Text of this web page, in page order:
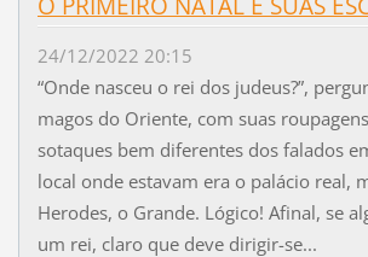
O PRIMEIRO NATAL E SUAS
24/12/2022 20:15
“Onde nasceu o rei dos judeus?”,
magos do Oriente, com suas
sotaques bem diferentes dos falados
local onde estavam era o palácio real,
Herodes, o Grande. Lógico! Afinal, se
um rei, claro que deve dirigir-se...